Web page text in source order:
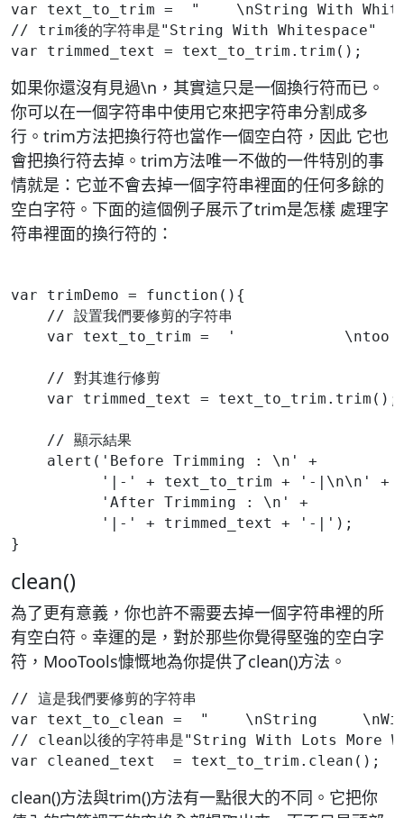
var text_to_trim =  "    \nString With
// trim後的字符串是"String With Whitespace"
如果你還沒有見過\n，其實這只是一個換行符而已。
你可以在一個字符串中使用它來把字符串分割成多
行。trim方法把換行符也當作一個空白符，因此 它也
會把換行符去掉。trim方法唯一不做的一件特別的事
情就是：它並不會去掉一個字符串裡面的任何多餘的
空白字符。下面的這個例子展示了trim是怎樣 處理字
符串裡面的換行符的：
var trimDemo = function(){
    // 設置我們要修剪的字符串
var text_to_trim =  '            \ntoo
    // 對其進行修剪
    var trimmed_text = text_to_trim.trim();
    // 顯示結果
    alert('Before Trimming : \n' +
          '|-' + text_to_trim + '-|\n\n' +
          'After Trimming : \n' +
          '|-' + trimmed_text + '-|');
clean()
為了更有意義，你也許不需要去掉一個字符串裡的所
有空白符。幸運的是，對於那些你覺得堅強的空白字
符，MooTools慷慨地為你提供了clean()方法。
// 這是我們要修剪的字符串
var text_to_clean =  "    \nString
// clean以後的字符串是"String With Lots More
clean()方法與trim()方法有一點很大的不同。它把你